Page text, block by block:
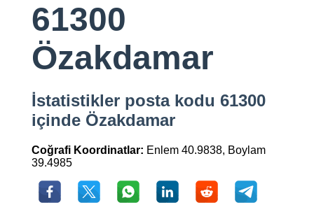
61300
Özakdamar
İstatistikler posta kodu 61300
içinde Özakdamar
Coğrafi Koordinatlar: Enlem 40.9838, Boylam
39.4985